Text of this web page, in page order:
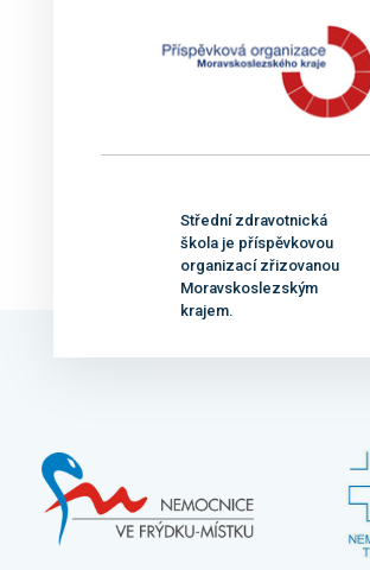
Střední zdravotnická
škola je příspěvkovou
organizací zřizovanou
Moravskoslezským
krajem.